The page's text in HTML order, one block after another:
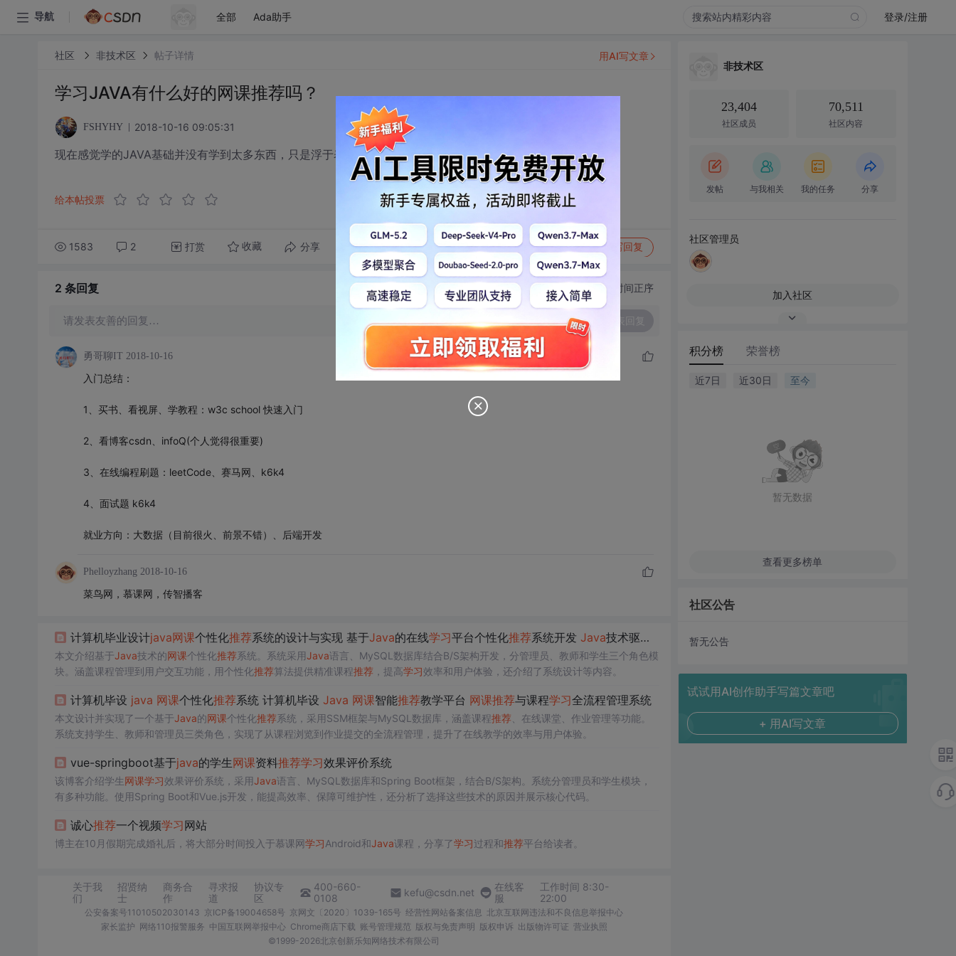
导航 全部 Ada助手 登录/注册
社区 非技术区 帖子详情
学习JAVA有什么好的网课推荐吗？
FSHYHY 2018-10-16 09:05:31
现在感觉学的JAVA基础并没有学到太多东西，只是浮于表面，有没有什么好的网课推荐一下。感谢留言。
给本帖投票
1583 2 打赏 收藏 分享 转发到动态 举报 写回复
用AI写文章
2 条回复 切换为时间正序
请发表友善的回复…
勇哥聊IT 2018-10-16
入门总结：
1、买书、看视屏、学教程：w3c school 快速入门
2、看博客csdn、infoQ(个人觉得很重要)
3、在线编程刷题：leetCode、赛马网、k6k4
4、面试题 k6k4
就业方向：大数据（目前很火、前景不错）、后端开发
Phelloyzhang 2018-10-16
菜鸟网，慕课网，传智播客
计算机毕业设计java网课个性化推荐系统的设计与实现 基于Java的在线学习平台个性化推荐系统开发 Java技术驱动的 个性化推荐
本文介绍基于Java技术的网课个性化推荐系统。系统采用Java语言、MySQL数据库结合B/S架构开发，分管理员、教师和学生三个角色模
块。涵盖课程管理到用户交互功能，用个性化推荐算法提供精准课程推荐 ，提高学习效率和用户体验，还介绍了系统设计等内容。
计算机毕设 java 网课个性化推荐系统 计算机毕设 Java 网课智能推荐教学平台 网课推荐与课程学习全流程管理系统
本文设计并实现了一个基于Java的网课个性化推荐系统，采用SSM框架与MySQL数据库，涵盖课程推荐 、在线课堂、作业管理等功能。
系统支持学生、教师和管理员三类角色，实现了从课程浏览到作业提交的全流程管理，提升了在线教学的效率与用户体验。
vue-springboot基于java的学生网课资料推荐学习效果评价系统
该博客介绍学生网课学习效果评价系统，采用Java语言、MySQL数据库和Spring Boot框架，结合B/S架构。系统分管理员和学生模块，
有多种功能。使用Spring Boot和Vue.js开发，能提高效率、保障可维护性，还分析了选择这些技术的原因并展示核心代码。
诚心推荐一个视频学习网站
博主在10月假期完成婚礼后，将大部分时间投入于慕课网学习Android和Java课程，分享了学习过程和推荐平台给读者。
关于我
们
招贤纳
士
商务合
作
寻求报
道
协议专
区
400-660-
0108
kefu@csdn.net
在线客
服
工作时间 8:30-
22:00
公安备案号11010502030143 京ICP备19004658号 京网文〔2020〕1039-165号 经营性网站备案信息 北京互联网违法和不良信息举报中心
家长监护 网络110报警服务 中国互联网举报中心 Chrome商店下载 账号管理规范 版权与免责声明 版权申诉 出版物许可证 营业执照
©1999-2026北京创新乐知网络技术有限公司
非技术区
23,404
社区成员
70,511
社区内容
发帖 与我相关 我的任务 分享
社区管理员
加入社区
积分榜 荣誉榜
近7日 近30日 至今
暂无数据
查看更多榜单
社区公告
暂无公告
试试用AI创作助手写篇文章吧
+ 用AI写文章